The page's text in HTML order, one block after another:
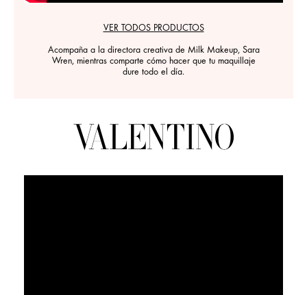
VER TODOS PRODUCTOS
Acompaña a la directora creativa de Milk Makeup, Sara
Wren, mientras comparte cómo hacer que tu maquillaje
dure todo el día.